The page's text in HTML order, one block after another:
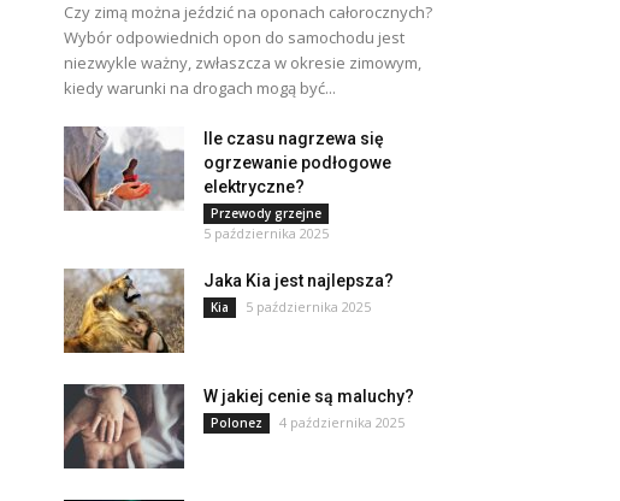
Czy zimą można jeździć na oponach całorocznych?
Wybór odpowiednich opon do samochodu jest
niezwykle ważny, zwłaszcza w okresie zimowym,
kiedy warunki na drogach mogą być...
Ile czasu nagrzewa się
ogrzewanie podłogowe
elektryczne?
Przewody grzejne
5 października 2025
Jaka Kia jest najlepsza?
Kia 5 października 2025
W jakiej cenie są maluchy?
Polonez 4 października 2025